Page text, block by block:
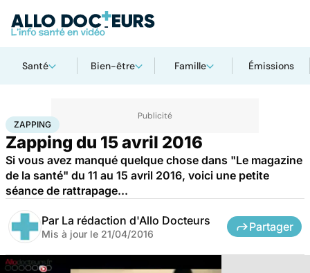
Santé Bien-être Famille Émissions
AccueilSanté
ZAPPING
Zapping du 15 avril 2016
Si vous avez manqué quelque chose dans "Le magazine
de la santé" du 11 au 15 avril 2016, voici une petite
séance de rattrapage...
Par La rédaction d'Allo Docteurs
Mis à jour le 21/04/2016
Partager